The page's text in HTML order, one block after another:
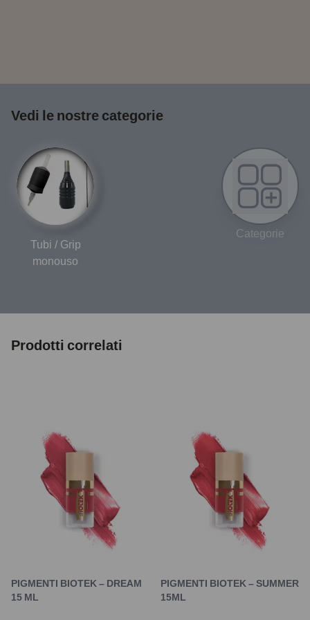
Vedi le nostre categorie
Tubi / Grip
monouso
Categorie
Prodotti correlati
PIGMENTI BIOTEK – DREAM
15 ML
PIGMENTI BIOTEK – SUMMER
15ML